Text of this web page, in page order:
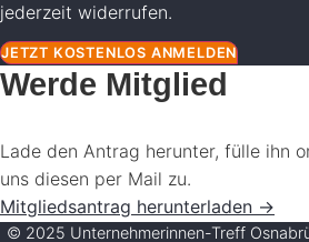
jederzeit widerrufen.
JETZT KOSTENLOS ANMELDEN
Werde Mitglied
Lade den Antrag herunter, fülle ihn
uns diesen per Mail zu.
Mitgliedsantrag herunterladen →
© 2025 Unternehmerinnen-Treff